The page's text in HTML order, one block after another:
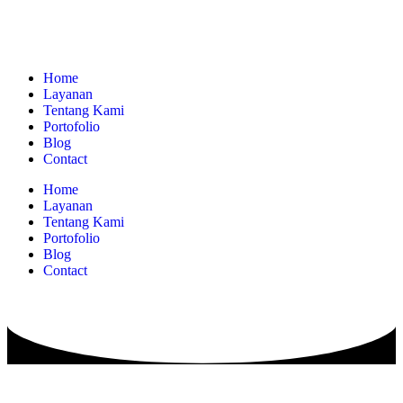
Home
Layanan
Tentang Kami
Portofolio
Blog
Contact
Home
Layanan
Tentang Kami
Portofolio
Blog
Contact